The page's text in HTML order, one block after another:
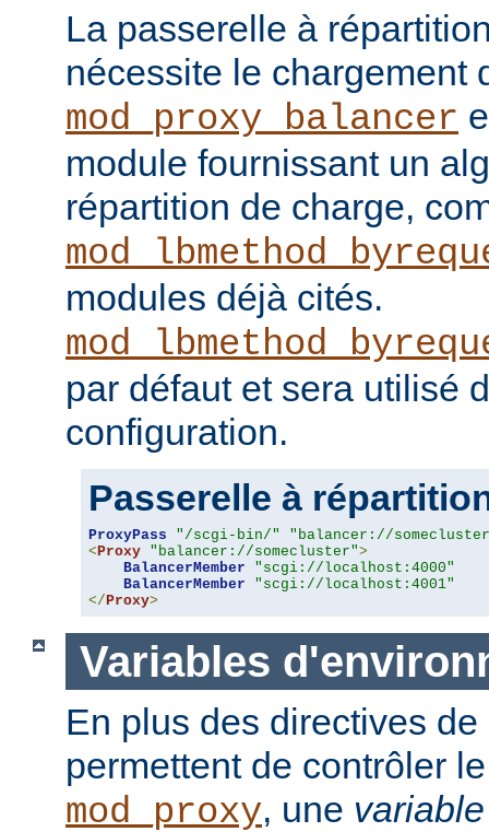
La passerelle à
nécessite le chargement
mod_proxy_balancer
module fournissant un
répartition de charge,
modules déjà cités.
par défaut et sera utilisé
configuration.
Passerelle à
ProxyPass "/scgi-bin/"
"balancer://
< Proxy "balancer://somecluster">
BalancerMember
"scgi://localhost:4000"
BalancerMember
"scgi://localhost:4001"
</ Proxy>
Variables
En plus des directives
permettent de contrôler
mod_proxy, une